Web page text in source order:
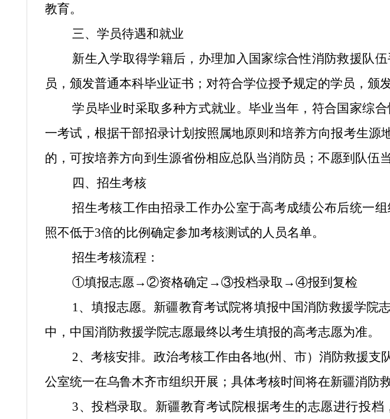
教育。
三、学员待遇和就业
新生入学取得学籍后，办理加入国家综合性消防救援队
员，颁发普通本科毕业证书；对符合学位授予规定的学员，颁
学员毕业时采取多种方式就业。毕业当年，符合国家综
一考试，根据干部招录计划按照属地原则和培养方向报考生
的，可按培养方向到生源省份相应总队当消防员；不愿到队伍
四、招生考核
招生考核工作由招录工作办公室于高考成绩公布后统一
照不低于3倍的比例确定参加考核测试的人员名单。
招生考核流程：
①填报志愿→②资格确定→③投档录取→④报到复检
1、填报志愿。新疆教育考试院将填报中国消防救援学院
中，中国消防救援学院志愿最终以考生填报的高考志愿为准。
2、考核安排。政治考核工作由各地(州、市）消防救援
公室统一在乌鲁木齐市组织开展；具体考核时间将在新疆消防
3、投档录取。新疆教育考试院根据考生的志愿进行投